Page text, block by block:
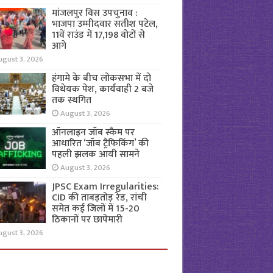
मांजलपुर विस उपचुनाव :
भाजपा उम्मीदवार सतीश पटेल,
11वें राउंड में 17,198 वोटों से
आगे
3, 2026
हंगामे के बीच लोकसभा में दो
विधेयक पेश, कार्यवाही 2 बजे
तक स्थगित
August 3, 2026
ऑनलाइन जॉब स्कैम पर
आधारित ‘जॉब ट्रैफिकिंग’ की
पहली झलक आयी सामने
August 3, 2026
JPSC Exam Irregularities:
CID की ताबड़तोड़ रेड, रांची
समेत कई जिलों में 15-20
ठिकानों पर छापेमारी
3, 2026